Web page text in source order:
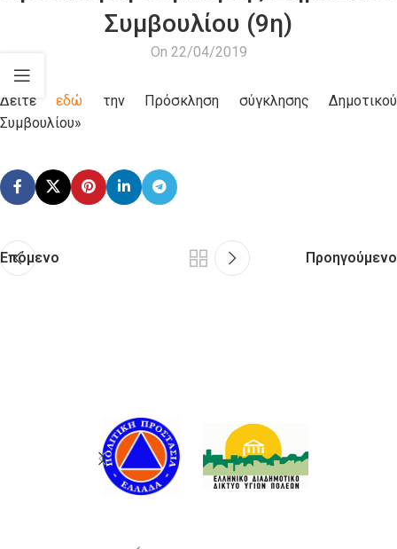
Συμβουλίου (9η)
On 22/04/2019
Δείτεεδώ την Πρόσκληση σύγκλησης Δημοτικού
Συμβουλίου»
Επόμενο Προηγούμενο